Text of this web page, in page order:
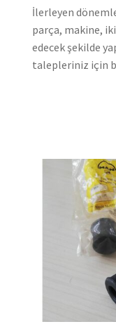
İlerleyen
parça, makine,
edecek şekilde
talepleriniz için